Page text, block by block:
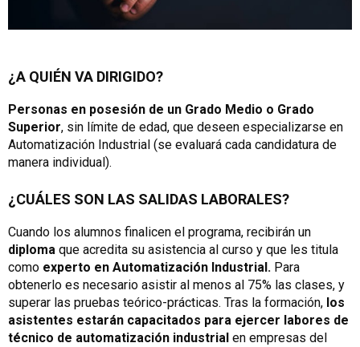
¿A QUIÉN VA DIRIGIDO?
Personas en posesión de un Grado Medio o Grado
Superior, sin límite de edad, que deseen especializarse en
Automatización Industrial (se evaluará cada candidatura de
manera individual).
¿CUÁLES SON LAS SALIDAS LABORALES?
Cuando los alumnos finalicen el programa, recibirán un
diploma que acredita su asistencia al curso y que les titula
como experto en Automatización Industrial. Para
obtenerlo es necesario asistir al menos al 75% las clases, y
superar las pruebas teórico-prácticas. Tras la formación, los
asistentes estarán capacitados para ejercer labores de
técnico de automatización industrial en empresas del